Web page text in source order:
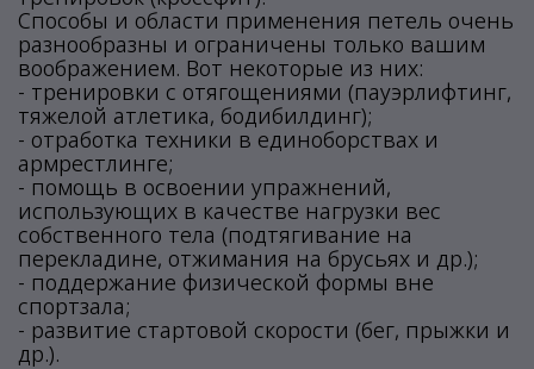
Способы и области применения петель очень
разнообразны и ограничены только вашим
воображением. Вот некоторые из них:
- тренировки с отягощениями (пауэрлифтинг,
тяжелой атлетика, бодибилдинг);
- отработка техники в единоборствах и
армрестлинге;
- помощь в освоении упражнений,
использующих в качестве нагрузки вес
собственного тела (подтягивание на
перекладине, отжимания на брусьях и др.);
- поддержание физической формы вне
спортзала;
- развитие стартовой скорости (бег, прыжки и
др.).